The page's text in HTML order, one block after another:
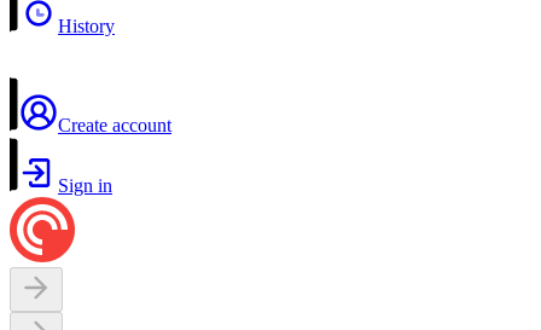
History
Create account
Sign in